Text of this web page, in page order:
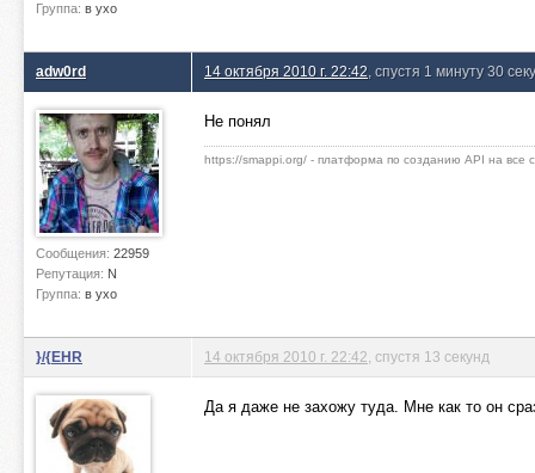
Группа: в ухо
adw0rd
Сообщения: 22959
Репутация: N
Группа: в ухо
14 октября 2010 г. 22:42 , спустя 1 минуту 30
Не понял
https://smappi.org/ - платформа по созданию API на все
}/{EHR 14 октября 2010 г. 22:42 , спустя 13 секунд
Да я даже не захожу туда. Мне как то он